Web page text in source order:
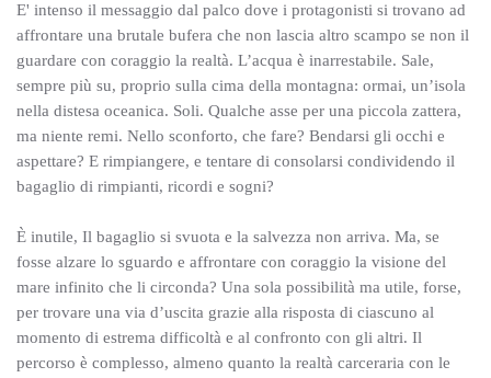
E' intenso il messaggio dal palco dove i protagonisti si trovano ad
affrontare una brutale bufera che non lascia altro scampo se non il
guardare con coraggio la realtà. L’acqua è inarrestabile. Sale,
sempre più su, proprio sulla cima della montagna: ormai, un’isola
nella distesa oceanica. Soli. Qualche asse per una piccola zattera,
ma niente remi. Nello sconforto, che fare? Bendarsi gli occhi e
aspettare? E rimpiangere, e tentare di consolarsi condividendo il
bagaglio di rimpianti, ricordi e sogni?
È inutile, Il bagaglio si svuota e la salvezza non arriva. Ma, se
fosse alzare lo sguardo e affrontare con coraggio la visione del
mare infinito che li circonda? Una sola possibilità ma utile, forse,
per trovare una via d’uscita grazie alla risposta di ciascuno al
momento di estrema difficoltà e al confronto con gli altri. Il
percorso è complesso, almeno quanto la realtà carceraria con le